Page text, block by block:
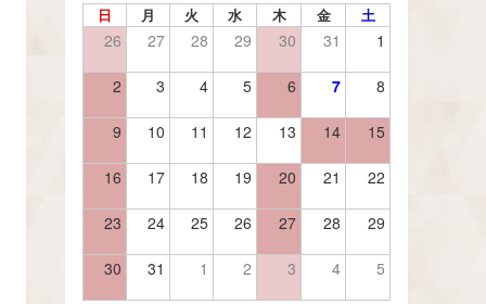
日 月 火 水 木 金 土
26 27 28 29 30 31 1
2 3 4 5 6 7 8
9 10 11 12 13 14 15
16 17 18 19 20 21 22
23 24 25 26 27 28 29
30 31 1 2 3 4 5